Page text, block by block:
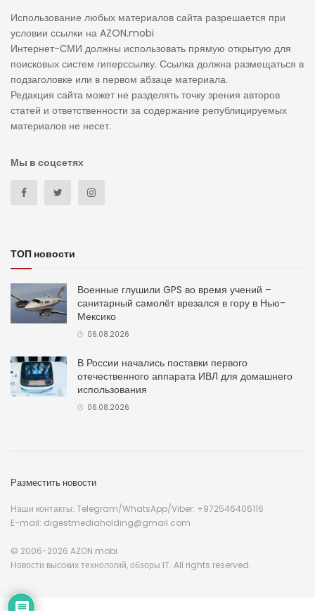
Использование любых материалов сайта разрешается при
условии ссылки на AZON.mobi
Интернет-СМИ должны использовать прямую открытую для
поисковых систем гиперссылку. Ссылка должна размещаться в
подзаголовке или в первом абзаце материала.
Редакция сайта может не разделять точку зрения авторов
статей и ответственности за содержание републицируемых
материалов не несет.
Мы в соцсетях
ТОП новости
Военные глушили GPS во время учений –
санитарный самолёт врезался в гору в Нью-
Мексико
06.08.2026
В России начались поставки первого
отечественного аппарата ИВЛ для домашнего
использования
06.08.2026
Разместить новости
Наши контакты: Telegram/WhatsApp/Viber: +972546406116
E-mail: digestmediaholding@gmail.com
© 2006-2026 AZON.mobi
Новости высоких технологий, обзоры IT. All rights reserved.